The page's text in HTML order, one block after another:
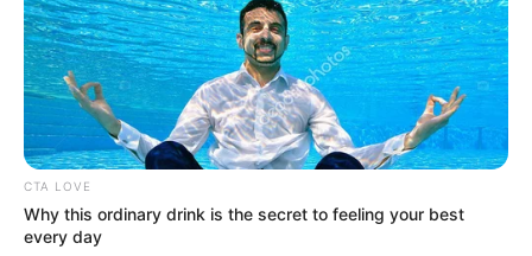
Δημοσίευση
23/11/2025, 21:45 · 9:45 ΜΜ
Τελευταία ενημέρωση
23/11/2025, 21:45 · 9:45 ΜΜ
Κοινοποίησε άρθρο
CTA LOVE
Why this ordinary drink is the secret to feeling your best
every day